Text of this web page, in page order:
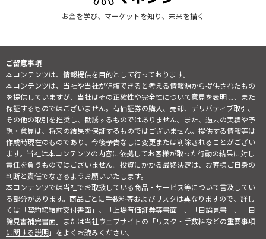
お金を学び、マーケットを知り、未来を描く
ご留意事項
本コンテンツは、情報提供を目的として行っております。
本コンテンツは、当社や当社が信頼できると考える情報源から提供されたもの
を提供していますが、当社はその正確性や完全性について意見を表明し、また
保証するものではございません。有価証券の購入、売却、デリバティブ取引、
その他の取引を推奨し、勧誘するものではありません。また、過去の実績や予
想・意見は、将来の結果を保証するものではございません。提供する情報等は
作成時現在のものであり、今後予告なしに変更または削除されることがござい
ます。当社は本コンテンツの内容に依拠してお客様が取った行動の結果に対し
責任を負うものではございません。投資にかかる最終決定は、お客様ご自身の
判断と責任でなさるようお願いいたします。
本コンテンツでは当社でお取扱している商品・サービス等について言及してい
る部分があります。商品ごとに手数料等およびリスクは異なりますので、詳し
くは「契約締結前交付書面」、「上場有価証券等書面」、「目論見書」、「目
論見書補完書面」または当社ウェブサイトの「リスク・手数料などの重要事項
に関する説明」をよくお読みください。